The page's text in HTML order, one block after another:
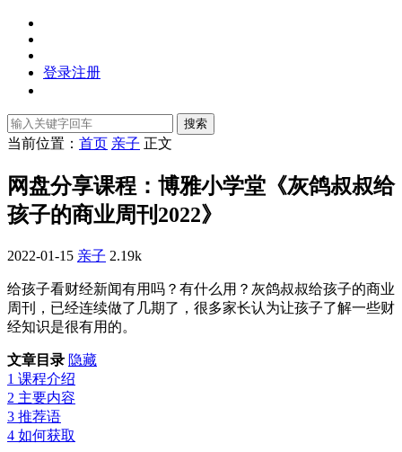
登录注册
搜索
当前位置： 首页 亲子 正文
网盘分享课程：博雅小学堂《灰鸽叔叔给
孩子的商业周刊2022》
2022-01-15 亲子 2.19k
给孩子看财经新闻有用吗？有什么用？灰鸽叔叔给孩子的商业
周刊，已经连续做了几期了，很多家长认为让孩子了解一些财
经知识是很有用的。
文章目录 隐藏
1 课程介绍
2 主要内容
3 推荐语
4 如何获取